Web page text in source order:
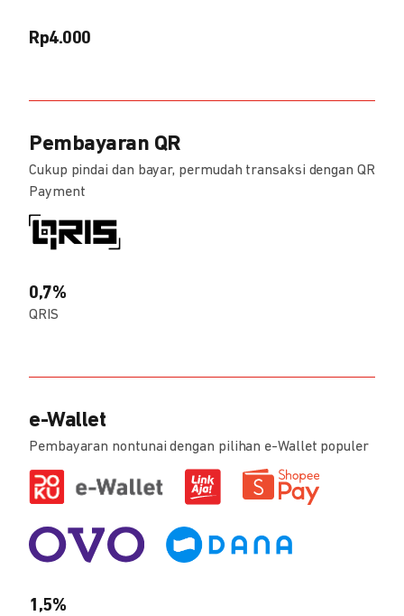
Rp4.000
Pembayaran QR
Cukup pindai dan bayar, permudah transaksi dengan QR
Payment
0,7%
QRIS
e-Wallet
Pembayaran nontunai dengan pilihan e-Wallet populer
1,5%